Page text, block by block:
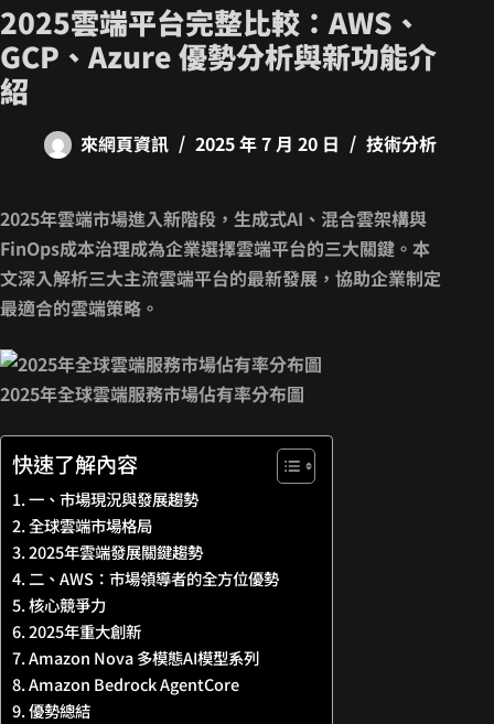
2025雲端平台完整比較：AWS、
GCP、Azure 優勢分析與新功能介
紹
來網頁資訊 2025 年 7 月 20 日 技術分析
2025年雲端市場進入新階段， 生成式AI、混合雲架構與
FinOps成本治理成為企業選擇雲端平台的三大關鍵。本
文深入解析三大主流雲端平台的最新發展，協助企業制定
最適合的雲端策略。
2025年全球雲端服務市場佔有率分布圖
快速了解內容
一、市場現況與發展趨勢
全球雲端市場格局
2025年雲端發展關鍵趨勢
二、AWS：市場領導者的全方位優勢
核心競爭力
2025年重大創新
Amazon Nova 多模態AI模型系列
Amazon Bedrock AgentCore
優勢總結